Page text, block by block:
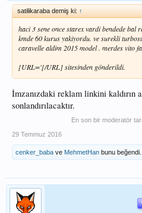
satilikaraba demiş ki: ↑
haci 3 sene once starex vardi bendede bal
kmde 60 kurus yakiyordu. ve surekli
caravelle aldim 2015 model . merdes vito
[URL='[/URL] sitesinden gönderildi.
İmzanızdaki reklam linkini kaldırın
sonlandırılacaktır.
En son bir moderatör
29 Temmuz 2016
cenker_baba ve MehmetHan bunu beğendi.